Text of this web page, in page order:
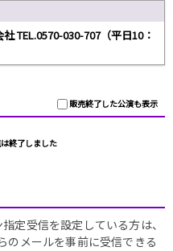
TEL.0570-030-707（平日10：
販売終了した公演も表示
終了しました
定受信を設定している方は、
メールを事前に受信できる